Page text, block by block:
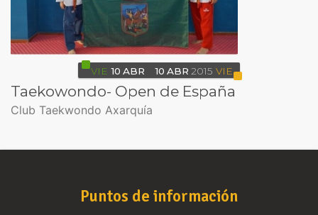
VIE 10 ABR 10 ABR 2015 VIE
Taekowondo- Open de España
Club Taekwondo Axarquía
Puntos de información